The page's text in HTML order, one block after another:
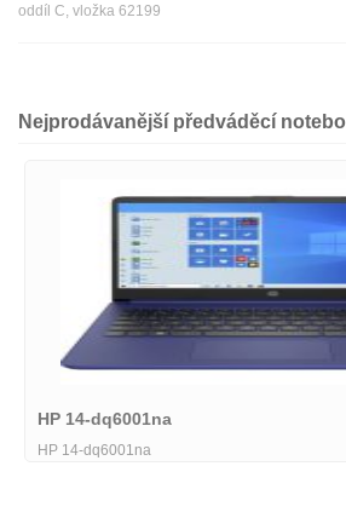
oddíl C, vložka 62199
Nejprodávanější předváděcí
HP 14-dq6001na
HP 14-dq6001na